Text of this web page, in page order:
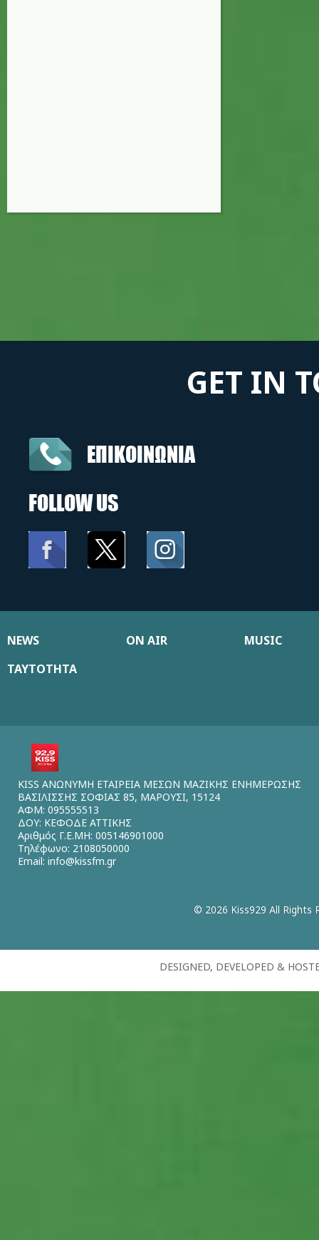
GET IN
ΕΠΙΚΟΙΝΩΝΙΑ
FOLLOW US
NEWS ON AIR
MUSIC
ΤΑΥΤΟΤΗΤΑ
KISS ΑΝΩΝΥΜΗ ΕΤΑΙΡΕΙΑ ΜΕΣΩΝ ΜΑΖΙΚΗΣ ΕΝΗΜΕΡΩΣΗΣ
ΒΑΣΙΛΙΣΣΗΣ ΣΟΦΙΑΣ 85, ΜΑΡΟΥΣΙ, 15124
ΑΦΜ: 095555513
ΔΟΥ: ΚΕΦΟΔΕ ΑΤΤΙΚΗΣ
Αριθμός Γ.Ε.ΜΗ: 005146901000
Τηλέφωνο: 2108050000
Email: info@kissfm.gr
© 2026 Kiss929 All Rights
DESIGNED, DEVELOPED &